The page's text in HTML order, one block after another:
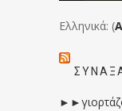
Ελληνικά: (